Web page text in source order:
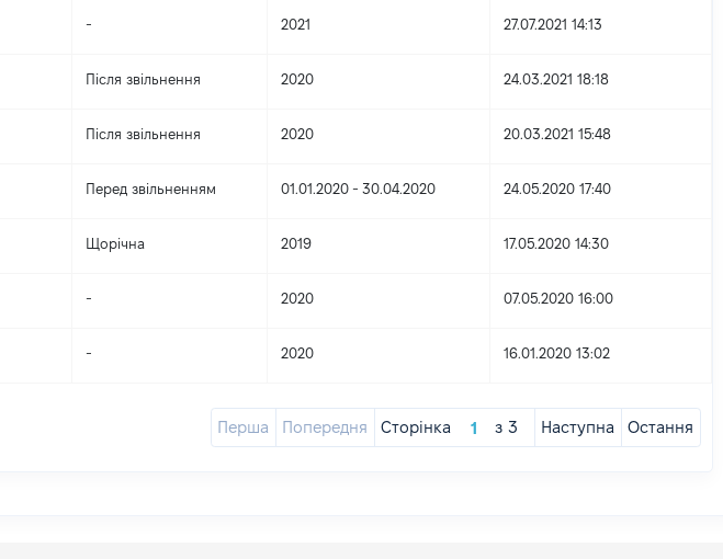
- 2021 27.07.2021 14:13
Після звільнення 2020 24.03.2021 18:18
Після звільнення 2020 20.03.2021 15:48
Перед звільненням 01.01.2020 - 30.04.2020 24.05.2020 17:40
Щорічна 2019 17.05.2020 14:30
- 2020 07.05.2020 16:00
- 2020 16.01.2020 13:02
Перша Попередня Сторінка з 3 Наступна Остання